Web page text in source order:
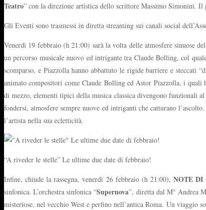
Teatro” con la direzione artistica dello scrittore Massimo Simonini.
Gli Eventi sono trasmessi in diretta streaming sui canali social
Venerdì 19 febbraio (h 21:00) sarà la volta delle atmosfere sinuose del
un percorso musicale nuovo ed intrigante tra Claude Bolling, col
scomparso, e Piazzolla hanno abbattuto le rigide barriere e steccati
animato compositori come Claude Bolling ed Astor Piazzolla, i quali
di mezzo, elementi tipici della musica classica divengono funzionali
fondersi, atmosfere sempre nuove ed intriganti che catturano
l’artista nella sua ecletticità.
“A riveder le stelle” Le ultime due date di febbraio!
Infine, chiude la rassegna, venerdì 26 febbraio (h 21:00), NOTE DI
sinfonica. L’orchestra sinfonica “Supernova”, diretta dal M° Andrea
misteriose, nel vecchio West e perfino nell’antica Roma. Un